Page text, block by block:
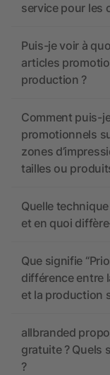
service pour les
Puis-je voir à
articles
production ?
Comment puis-
promotionnels
zones
tailles ou
Quelle
et en quoi
Que signifie
différence entre
et la production
allbranded
gratuite ? Quels
?